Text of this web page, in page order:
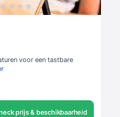
voor een tastbare
prijs & beschikbaarheid